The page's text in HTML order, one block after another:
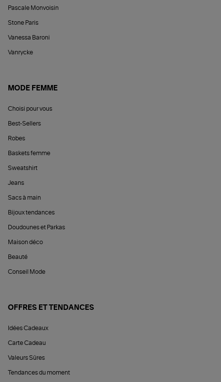
Pascale Monvoisin
Stone Paris
Vanessa Baroni
Vanrycke
MODE FEMME
Choisi pour vous
Best-Sellers
Robes
Baskets femme
Sweatshirt
Jeans
Sacs à main
Bijoux tendances
Doudounes et Parkas
Maison déco
Beauté
Conseil Mode
OFFRES ET TENDANCES
Idées Cadeaux
Carte Cadeau
Valeurs Sûres
Tendances du moment